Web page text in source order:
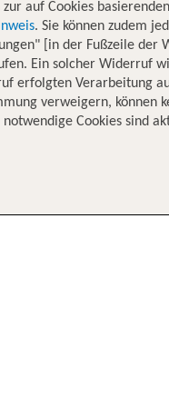
auf Cookies
. Sie können zudem
[in der Fußzeile der
Ein solcher Widerruf
erfolgten Verarbeitung
verweigern, können
Cookies sind